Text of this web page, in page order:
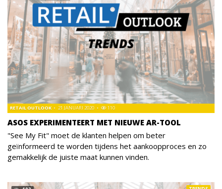
ASOS EXPERIMENTEERT MET NIEUWE AR-TOOL
RETAIL OUTLOOK 21 JANUARI 2020 110
"See My Fit" moet de klanten helpen om beter
geïnformeerd te worden tijdens het aankoopproces en zo
gemakkelijk de juiste maat kunnen vinden.